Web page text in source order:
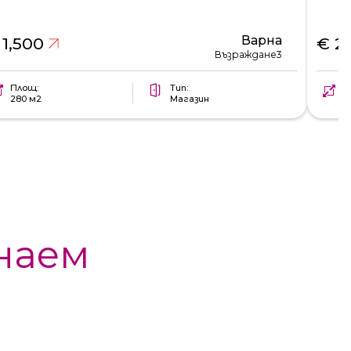
Варна
Възраждане3
Площ:
280 м2
Тип:
Магазин
€